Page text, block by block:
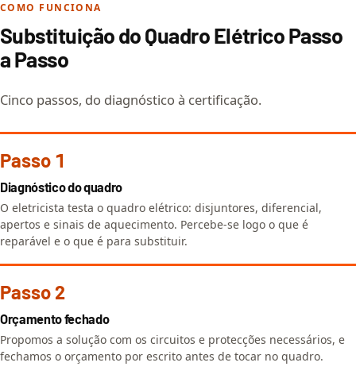
COMO FUNCIONA
Substituição do Quadro Elétrico Passo
a Passo
Cinco passos, do diagnóstico à certificação.
Passo 1
Diagnóstico do quadro
O eletricista testa o quadro elétrico: disjuntores, diferencial,
apertos e sinais de aquecimento. Percebe-se logo o que é
reparável e o que é para substituir.
Passo 2
Orçamento fechado
Propomos a solução com os circuitos e protecções necessários, e
fechamos o orçamento por escrito antes de tocar no quadro.